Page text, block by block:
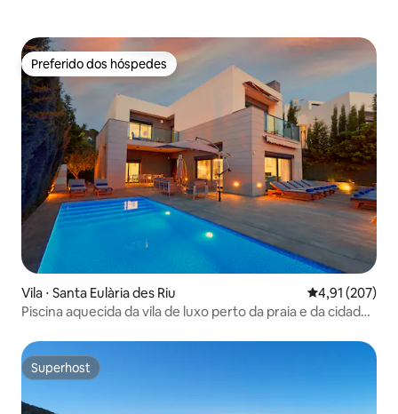
Preferido dos hóspedes
Preferido dos hóspedes
Vila ⋅ Santa Eulària des Riu 4,91 de uma
4,91 (207)
Piscina aquecida da vila de luxo perto da praia e da cidade
Superhost
Superhost